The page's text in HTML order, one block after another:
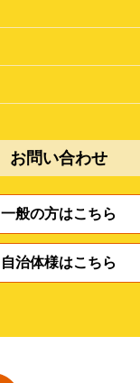
お問い合わせ
一般の方はこちら
自治体様はこちら